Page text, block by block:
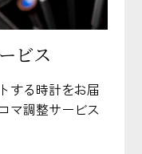
ビス
する時計をお届
マ調整サービス